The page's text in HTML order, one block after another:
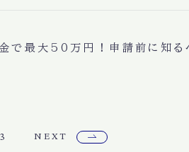
で最大50万円！申請前に知
3 NEXT